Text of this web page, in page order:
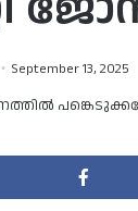
September 13, 2025